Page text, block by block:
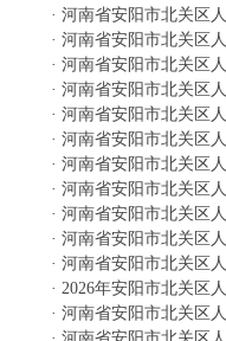
· 河南省安阳市北关区
· 河南省安阳市北关区
· 河南省安阳市北关区
· 河南省安阳市北关区
· 河南省安阳市北关区
· 河南省安阳市北关区
· 河南省安阳市北关区
· 河南省安阳市北关区
· 河南省安阳市北关区
· 河南省安阳市北关区
· 河南省安阳市北关区
· 2026年安阳市北关区
· 河南省安阳市北关区